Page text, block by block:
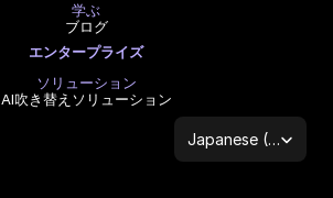
学ぶ
ブログ
エンタープライズ
ソリューション
AI吹き替えソリューション
Select Language
Japanese (Japan)